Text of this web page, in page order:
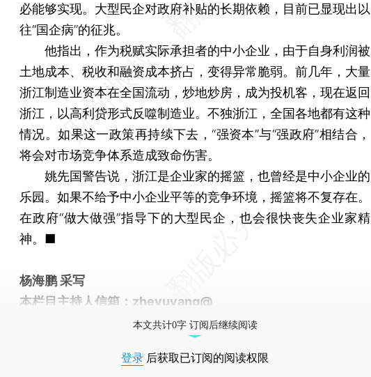
必能够实现。大型民企对政府补贴的长期依赖，目前已显现出以
往“国企病”的征兆。
他指出，作为税赋实际承担者的中小企业，由于自身利润被
土地成本、税收和融资成本挤占，变得异常脆弱。前几年，大量
浙江制造业资本在全国流动，炒地炒房，成为投机客，现在返回
浙江，以高利贷形式反噬制造业。不独浙江，全国各地都有这种
情况。如果这一政策再持续下去，“强资本”与“强政府”相结合，
将会对市场竞争体系造成致命伤害。
姚先国警告说，浙江是企业家的摇篮，也曾经是中小企业的
乐园。如果不给予中小企业平等的竞争环境，摇篮将不复存在。
在政府“做大做强”指导下的大型民企，也会很快丧失企业家精
神。■
杨海鹏 采写
本栏目主持人信箱：zheyuyang@
本文共计0字 订阅后继续阅读
登录 后获取已订阅的阅读权限